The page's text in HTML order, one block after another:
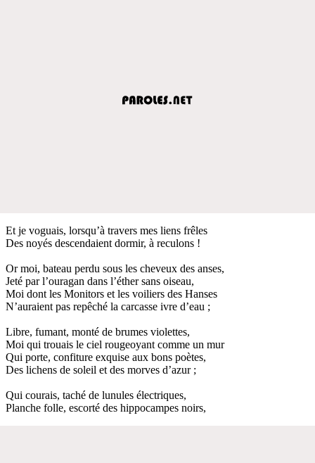
Et je voguais, lorsqu’à travers mes liens frêles
Des noyés descendaient dormir, à reculons !
Or moi, bateau perdu sous les cheveux des anses,
Jeté par l’ouragan dans l’éther sans oiseau,
Moi dont les Monitors et les voiliers des Hanses
N’auraient pas repêché la carcasse ivre d’eau ;
Libre, fumant, monté de brumes violettes,
Moi qui trouais le ciel rougeoyant comme un mur
Qui porte, confiture exquise aux bons poètes,
Des lichens de soleil et des morves d’azur ;
Qui courais, taché de lunules électriques,
Planche folle, escorté des hippocampes noirs,